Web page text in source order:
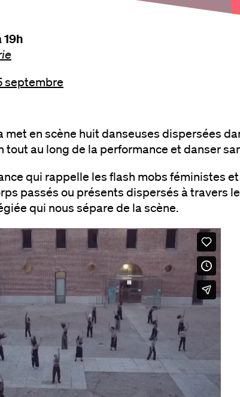
19h
septembre
en scène huit danseuses dispersées
tout au long de la performance et danser
qui rappelle les flash mobs féministes
passés ou présents dispersés à travers
qui nous sépare de la scène.